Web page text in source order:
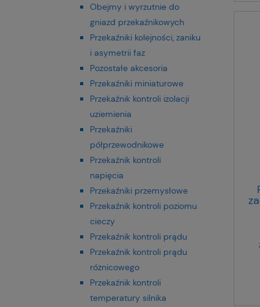
Obejmy i wyrzutnie do
gniazd przekaźnikowych
Przekaźniki kolejności, zaniku
i asymetrii faz
Pozostałe akcesoria
Przekaźniki miniaturowe
Przekaźnik kontroli izolacji
uziemienia
Przekaźniki
półprzewodnikowe
Przekaźnik kontroli
napięcia
Przekaźniki przemysłowe
Przekaźnik kontroli poziomu
cieczy
Przekaźnik kontroli prądu
Przekaźnik kontroli prądu
różnicowego
Przekaźnik kontroli
temperatury silnika